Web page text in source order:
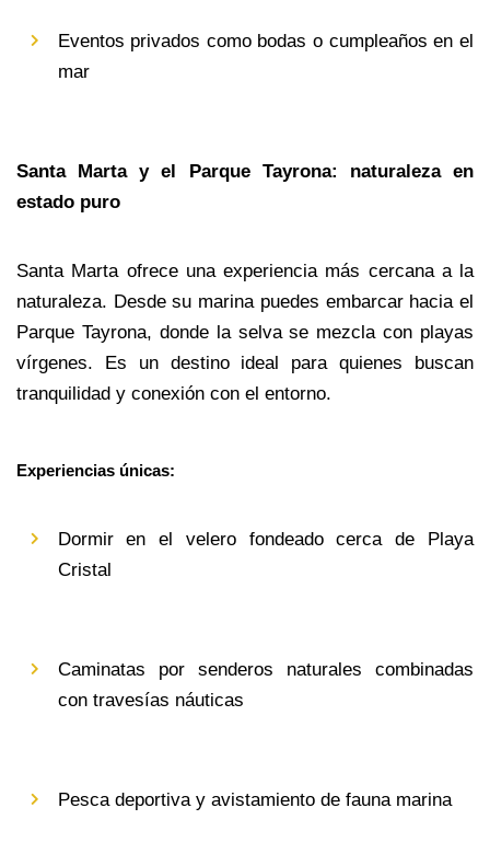
Eventos privados como bodas o cumpleaños en el
mar
Santa Marta y el Parque Tayrona: naturaleza en
estado puro
Santa Marta ofrece una experiencia más cercana a la
naturaleza. Desde su marina puedes embarcar hacia el
Parque Tayrona, donde la selva se mezcla con playas
vírgenes. Es un destino ideal para quienes buscan
tranquilidad y conexión con el entorno.
Experiencias únicas:
Dormir en el velero fondeado cerca de Playa
Cristal
Caminatas por senderos naturales combinadas
con travesías náuticas
Pesca deportiva y avistamiento de fauna marina